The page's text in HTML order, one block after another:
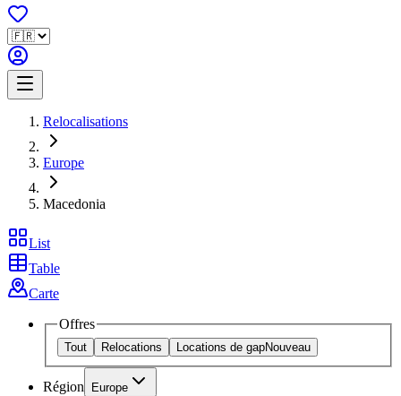
Relocalisations
Europe
Macedonia
List
Table
Carte
Offres
Tout Relocations Locations de gapNouveau
Région Europe